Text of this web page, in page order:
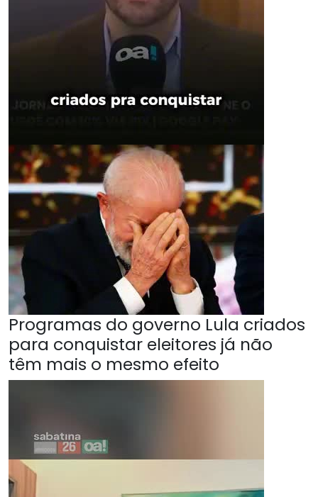
Programas do governo Lula criados
para conquistar eleitores já não
têm mais o mesmo efeito